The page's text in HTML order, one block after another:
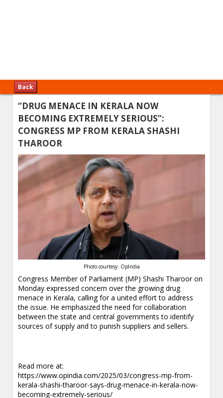
Back
“DRUG MENACE IN KERALA NOW
BECOMING EXTREMELY SERIOUS”:
CONGRESS MP FROM KERALA SHASHI
THAROOR
Photo courtesy: OpIndia
Congress Member of Parliament (MP) Shashi Tharoor on
Monday expressed concern over the growing drug
menace in Kerala, calling for a united effort to address
the issue. He emphasized the need for collaboration
between the state and central governments to identify
sources of supply and to punish suppliers and sellers.
Read more at:
https://www.opindia.com/2025/03/congress-mp-from-
kerala-shashi-tharoor-says-drug-menace-in-kerala-now-
becoming-extremely-serious/